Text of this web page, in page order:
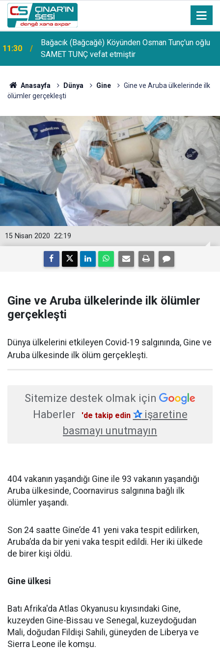
11:30
Bağacık (Bağcağê) Köyünden Osman Tunç'un oğlu
SAMET TUNÇ vefat etmiştir
Anasayfa Dünya Gine
Gine ve Aruba ülkelerinde ilk
ölümler gerçekleşti
22:19
15 Nisan 2020
Gine ve Aruba ülkelerinde ilk ölümler
gerçekleşti
Dünya ülkelerini etkileyen Covid-19 salgınında, Gine ve
Aruba ülkesinde ilk ölüm gerçekleşti.
Sitemize destek olmak için
Haberler
'de takip edin ✰işaretine
basmayı unutmayın
404 vakanın yaşandığı Gine ile 93 vakanın yaşandığı
Aruba ülkesinde, Coornavirus salgınına bağlı ilk
ölümler yaşandı.
Son 24 saatte Gine’de 41 yeni vaka tespit edilirken,
Aruba’da da bir yeni vaka tespit edildi. Her iki ülkede
de birer kişi öldü.
Gine ülkesi
Batı Afrika'da Atlas Okyanusu kıyısındaki Gine,
kuzeyden Gine-Bissau ve Senegal, kuzeydoğudan
Mali, doğudan Fildişi Sahili, güneyden de Liberya ve
Sierra Leone ile komşu.